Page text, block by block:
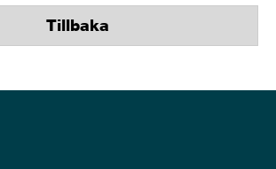
Tillbaka